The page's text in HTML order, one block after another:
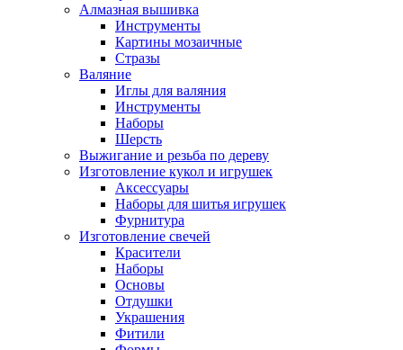
Алмазная вышивка
Инструменты
Картины мозаичные
Стразы
Валяние
Иглы для валяния
Инструменты
Наборы
Шерсть
Выжигание и резьба по дереву
Изготовление кукол и игрушек
Аксессуары
Наборы для шитья игрушек
Фурнитура
Изготовление свечей
Красители
Наборы
Основы
Отдушки
Украшения
Фитили